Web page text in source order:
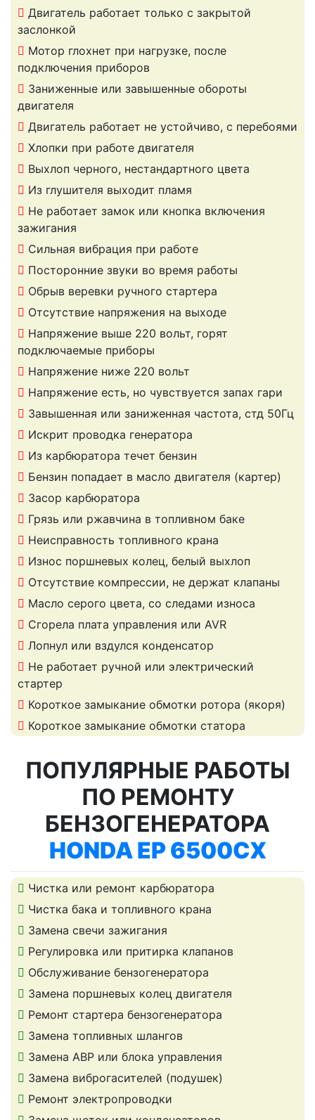
Двигатель работает только с закрытой
заслонкой
Мотор глохнет при нагрузке, после
подключения приборов
Заниженные или завышенные обороты
двигателя
Двигатель работает не устойчиво, с перебоями
Хлопки при работе двигателя
Выхлоп черного, нестандартного цвета
Из глушителя выходит пламя
Не работает замок или кнопка включения
зажигания
Сильная вибрация при работе
Посторонние звуки во время работы
Обрыв веревки ручного стартера
Отсутствие напряжения на выходе
Напряжение выше 220 вольт, горят
подключаемые приборы
Напряжение ниже 220 вольт
Напряжение есть, но чувствуется запах гари
Завышенная или заниженная частота, стд 50Гц
Искрит проводка генератора
Из карбюратора течет бензин
Бензин попадает в масло двигателя (картер)
Засор карбюратора
Грязь или ржавчина в топливном баке
Неисправность топливного крана
Износ поршневых колец, белый выхлоп
Отсутствие компрессии, не держат клапаны
Масло серого цвета, со следами износа
Сгорела плата управления или AVR
Лопнул или вздулся конденсатор
Не работает ручной или электрический
стартер
Короткое замыкание обмотки ротора (якоря)
Короткое замыкание обмотки статора
ПОПУЛЯРНЫЕ РАБОТЫ
ПО РЕМОНТУ
БЕНЗОГЕНЕРАТОРА
HONDA EP 6500CX
Чистка или ремонт карбюратора
Чистка бака и топливного крана
Замена свечи зажигания
Регулировка или притирка клапанов
Обслуживание бензогенератора
Замена поршневых колец двигателя
Ремонт стартера бензогенератора
Замена топливных шлангов
Замена АВР или блока управления
Замена виброгасителей (подушек)
Ремонт электропроводки